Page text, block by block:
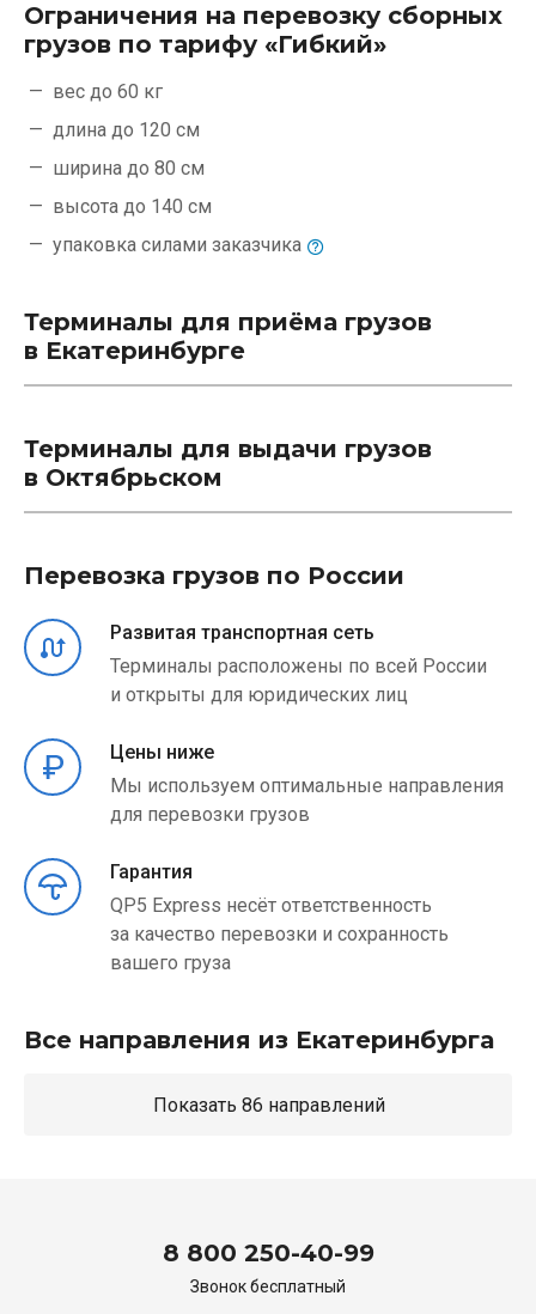
Ограничения на перевозку сборных
грузов по тарифу «Гибкий»
вес до 60 кг
длина до 120 см
ширина до 80 см
высота до 140 см
упаковка силами заказчика
Терминалы для приёма грузов
в Екатеринбурге
Терминалы для выдачи грузов
в Октябрьском
Перевозка грузов по России
Развитая транспортная сеть
Терминалы расположены по всей России
и открыты для юридических лиц
Цены ниже
Мы используем оптимальные направления
для перевозки грузов
Гарантия
QP5 Express несёт ответственность
за качество перевозки и сохранность
вашего груза
Все направления из Екатеринбурга
Показать 86 направлений
8 800 250-40-99
Звонок бесплатный